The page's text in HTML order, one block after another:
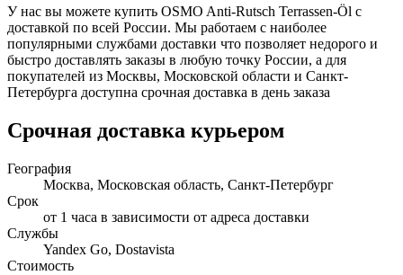
У нас вы можете купить OSMO Anti-Rutsch Terrassen-Öl с
доставкой по всей России. Мы работаем с наиболее
популярными службами доставки что позволяет недорого и
быстро доставлять заказы в любую точку России, а для
покупателей из Москвы, Московской области и Санкт-
Петербурга доступна срочная доставка в день заказа
Срочная доставка курьером
География
Москва, Московская область, Санкт-Петербург
Срок
от 1 часа в зависимости от адреса доставки
Службы
Yandex Go, Dostavista
Стоимость